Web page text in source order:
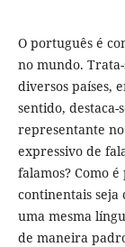
O português é
no mundo.
diversos países,
sentido,
representante
expressivo de
falamos? Como
continentais
uma mesma
de maneira